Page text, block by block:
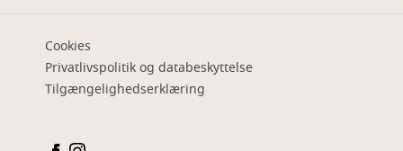
Cookies
Privatlivspolitik og databeskyttelse
Tilgængelighedserklæring